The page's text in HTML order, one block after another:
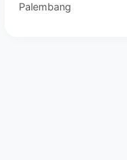
Palembang